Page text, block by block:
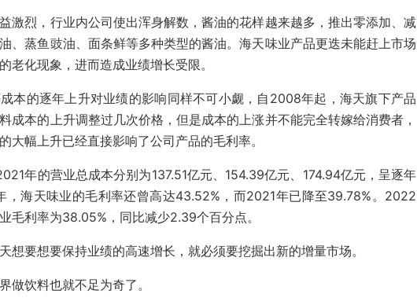
激烈，行业内公司使出浑身解数，酱油的花样越来越多，推出零添加、减
、蒸鱼豉油、面条鲜等多种类型的酱油。海天味业产品更迭未能赶上市场
老化现象，进而造成业绩增长受限。
本的逐年上升对业绩的影响同样不可小觑，自2008年起，海天旗下产品
成本的上升调整过几次价格，但是成本的上涨并不能完全转嫁给消费者，
大幅上升已经直接影响了公司产品的毛利率。
年的营业总成本分别为137.51亿元、154.39亿元、174.94亿元，呈逐年
，海天味业的毛利率还曾高达43.52%，而2021年已降至39.78%。2022
毛利率为38.05%，同比减少2.39个百分点。
想要想要保持业绩的高速增长，就必须要挖掘出新的增量市场。
做饮料也就不足为奇了。